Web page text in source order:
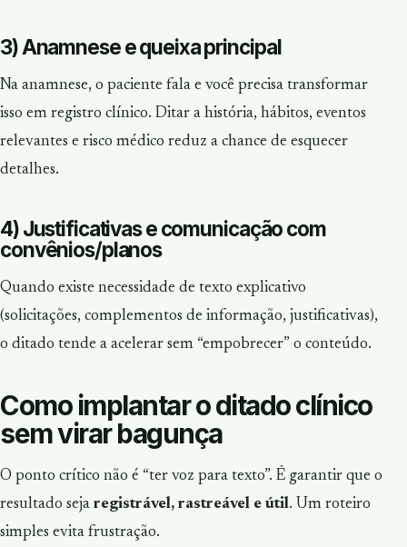
3) Anamnese e queixa principal
Na anamnese, o paciente fala e você precisa transformar
isso em registro clínico. Ditar a história, hábitos, eventos
relevantes e risco médico reduz a chance de esquecer
detalhes.
4) Justificativas e comunicação com
convênios/planos
Quando existe necessidade de texto explicativo
(solicitações, complementos de informação, justificativas),
o ditado tende a acelerar sem “empobrecer” o conteúdo.
Como implantar o ditado clínico
sem virar bagunça
O ponto crítico não é “ter voz para texto”. É garantir que o
resultado seja registrável, rastreável e útil. Um roteiro
simples evita frustração.